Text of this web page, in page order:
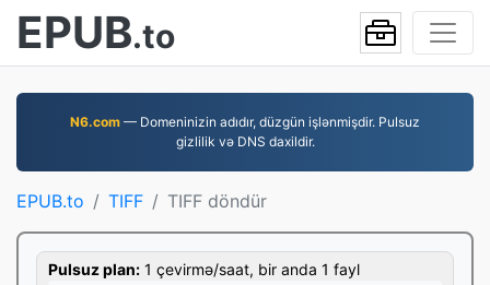
EPUB.to
N6.com — Domeninizin adıdır, düzgün işlənmişdir. Pulsuz
gizlilik və DNS daxildir.
EPUB.to TIFF TIFF döndür
Pulsuz plan: 1 çevirmə/saat, bir anda 1 fayl